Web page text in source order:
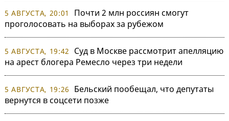
5 АВГУСТА, 20:01
Почти 2 млн россиян смогут
проголосовать на выборах за рубежом
5 АВГУСТА, 19:42
Суд в Москве рассмотрит апелляцию
на арест блогера Ремесло через три недели
5 АВГУСТА, 19:26
Бельский пообещал, что депутаты
вернутся в соцсети позже